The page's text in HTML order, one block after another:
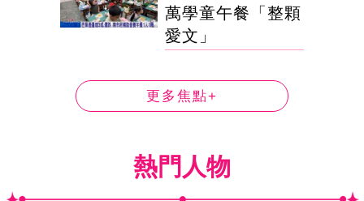
萬學童午餐「整顆
愛文」
更多焦點+
熱門人物